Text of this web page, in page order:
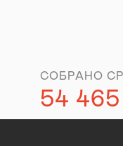
СОБРАНО
54